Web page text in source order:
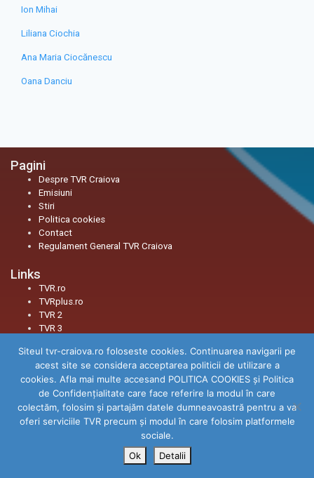
Ion Mihai
Liliana Ciochia
Ana Maria Ciocănescu
Oana Danciu
Pagini
Despre TVR Craiova
Emisiuni
Stiri
Politica cookies
Contact
Regulament General TVR Craiova
Links
TVR.ro
TVRplus.ro
TVR 2
TVR 3
Social
Facebook
Youtube
Instagram
TikTok
Threads
Toate drepturile rezervate.
Siteul tvr-craiova.ro foloseste cookies. Continuarea navigarii pe
acest site se considera acceptarea politicii de utilizare a
cookies. Afla mai multe accesand POLITICA COOKIES și Politica
de Confidenţialitate care face referire la modul în care
colectăm, folosim şi partajăm datele dumneavoastră pentru a va
oferi serviciile TVR precum şi modul în care folosim platformele
sociale.
Ok
Detalii